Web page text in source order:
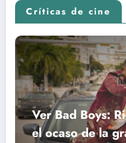
Críticas de cine
Ver Bad Boys:
el ocaso de la